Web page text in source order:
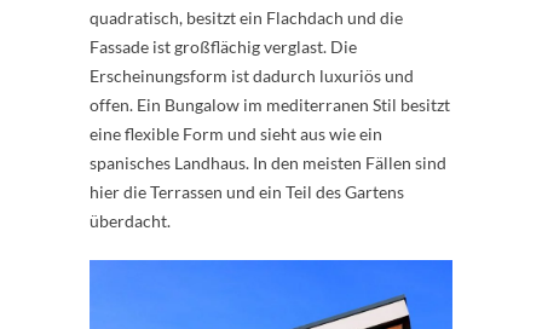
quadratisch, besitzt ein Flachdach und die
Fassade ist großflächig verglast. Die
Erscheinungsform ist dadurch luxuriös und
offen. Ein Bungalow im mediterranen Stil besitzt
eine flexible Form und sieht aus wie ein
spanisches Landhaus. In den meisten Fällen sind
hier die Terrassen und ein Teil des Gartens
überdacht.